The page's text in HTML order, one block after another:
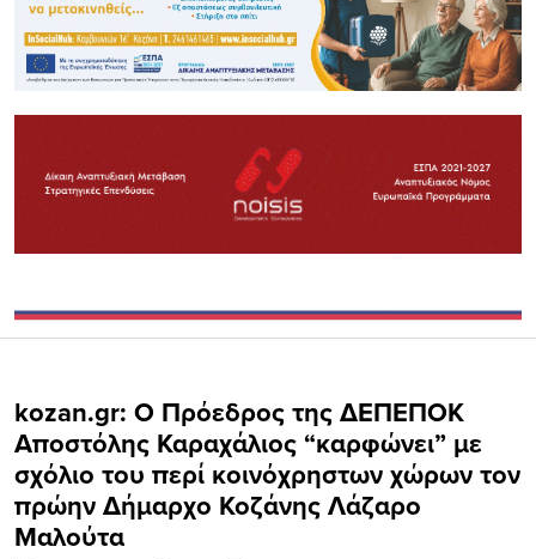
kozan.gr: Ο Πρόεδρος της ΔΕΠΕΠΟΚ
Αποστόλης Καραχάλιος “καρφώνει” με
σχόλιο του περί κοινόχρηστων χώρων τον
πρώην Δήμαρχο Κοζάνης Λάζαρο
Μαλούτα